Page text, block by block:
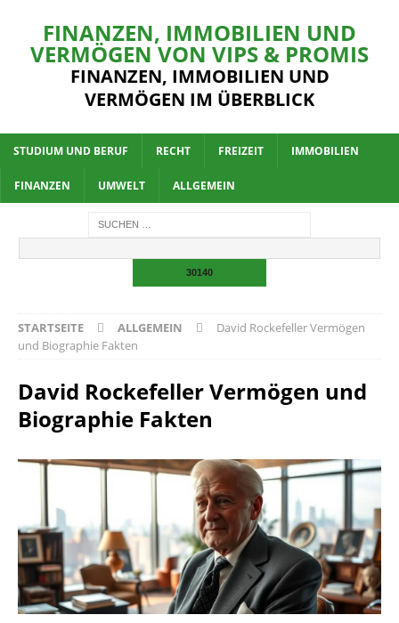
FINANZEN, IMMOBILIEN UND
VERMÖGEN VON VIPS & PROMIS
FINANZEN, IMMOBILIEN UND
VERMÖGEN IM ÜBERBLICK
STUDIUM UND BERUF RECHT FREIZEIT IMMOBILIEN
FINANZEN UMWELT ALLGEMEIN
STARTSEITE ALLGEMEIN
David Rockefeller Vermögen
und Biographie Fakten
David Rockefeller Vermögen und
Biographie Fakten